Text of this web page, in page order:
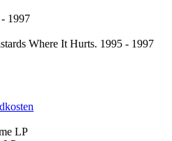
Where It Hurts. 1995 - 1997